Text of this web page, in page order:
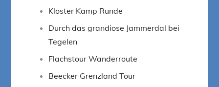
Kloster Kamp Runde
Durch das grandiose Jammerdal bei
Tegelen
Flachstour Wanderroute
Beecker Grenzland Tour